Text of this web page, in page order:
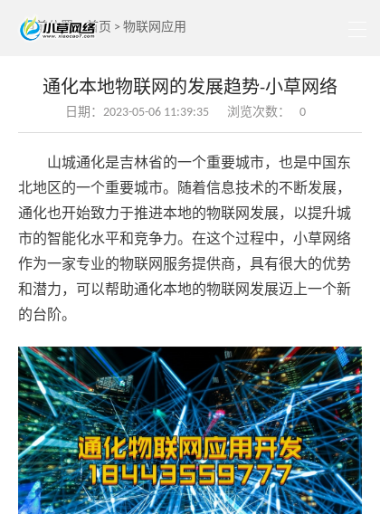
当前位置：首页 >物联网应用
通化本地物联网的发展趋势-小草网络
日期：2023-05-06 11:39:35 浏览次数： 0
山城通化是吉林省的一个重要城市，也是中国东
北地区的一个重要城市。随着信息技术的不断发展，
通化也开始致力于推进本地的物联网发展，以提升城
市的智能化水平和竞争力。在这个过程中，小草网络
作为一家专业的物联网服务提供商，具有很大的优势
和潜力，可以帮助通化本地的物联网发展迈上一个新
的台阶。